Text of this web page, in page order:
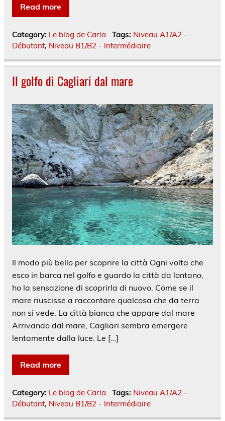
Read more
Category: Le blog de Carla Tags: Niveau A1/A2 -
Débutant, Niveau B1/B2 - Intermédiaire
Il golfo di Cagliari dal mare
Il modo più bello per scoprire la città Ogni volta che
esco in barca nel golfo e guardo la città da lontano,
ho la sensazione di scoprirla di nuovo. Come se il
mare riuscisse a raccontare qualcosa che da terra
non si vede. La città bianca che appare dal mare
Arrivando dal mare, Cagliari sembra emergere
lentamente dalla luce. Le […]
Read more
Category: Le blog de Carla Tags: Niveau A1/A2 -
Débutant, Niveau B1/B2 - Intermédiaire